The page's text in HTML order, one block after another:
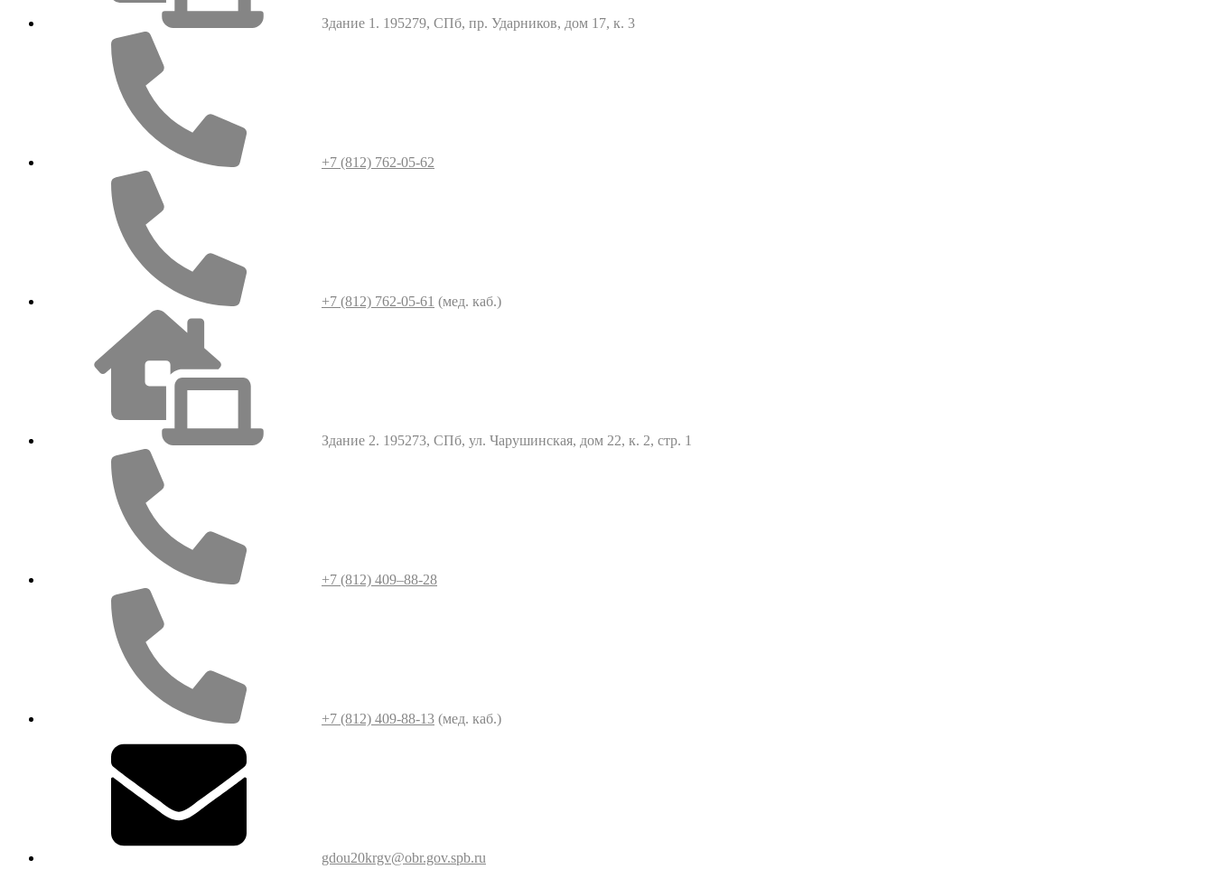
Здание 1. 195279, СПб, пр. Ударников, дом 17, к. 3
+7 (812) 762-05-62
+7 (812) 762-05-61 (мед. каб.)
Здание 2. 195273, СПб, ул. Чарушинская, дом 22, к. 2, стр. 1
+7 (812) 409–88-28
+7 (812) 409-88-13 (мед. каб.)
gdou20krgv@obr.gov.spb.ru